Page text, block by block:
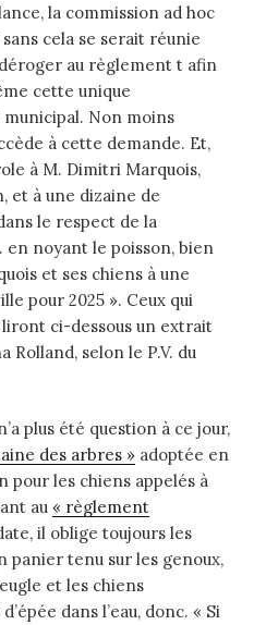
la commission ad hoc
cela se serait réunie
au règlement t afin
cette unique
Non moins
à cette demande. Et,
à M. Dimitri Marquois,
et à une dizaine de
le respect de la
noyant le poisson, bien
et ses chiens à une
pour 2025 ». Ceux qui
ci-dessous un extrait
Rolland, selon le P.V. du
plus été question à ce jour,
des arbres » adoptée en
pour les chiens appelés à
au « règlement
il oblige toujours les
panier tenu sur les genoux,
et les chiens
dans l’eau, donc. « Si